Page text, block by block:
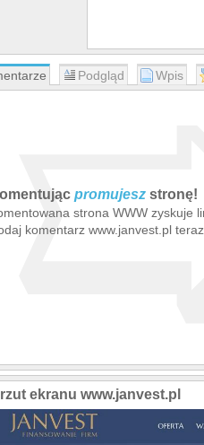
Podgląd Wpis
promujesz stronę!
strona WWW zyskuje
komentarz www.janvest.pl
ekranu www.janvest.pl